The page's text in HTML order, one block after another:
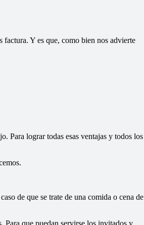
factura. Y es que, como bien nos advierte
Para lograr todas esas ventajas y todos los
de que se trate de una comida o cena de
Para que puedan servirse los invitados y